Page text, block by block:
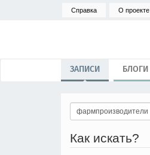
Справка О проекте
ЗАПИСИ БЛОГИ
Как искать?